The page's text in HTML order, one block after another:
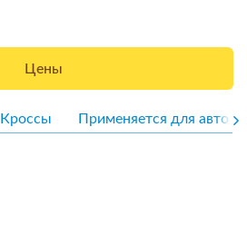
Цены
Кроссы Применяется для авто